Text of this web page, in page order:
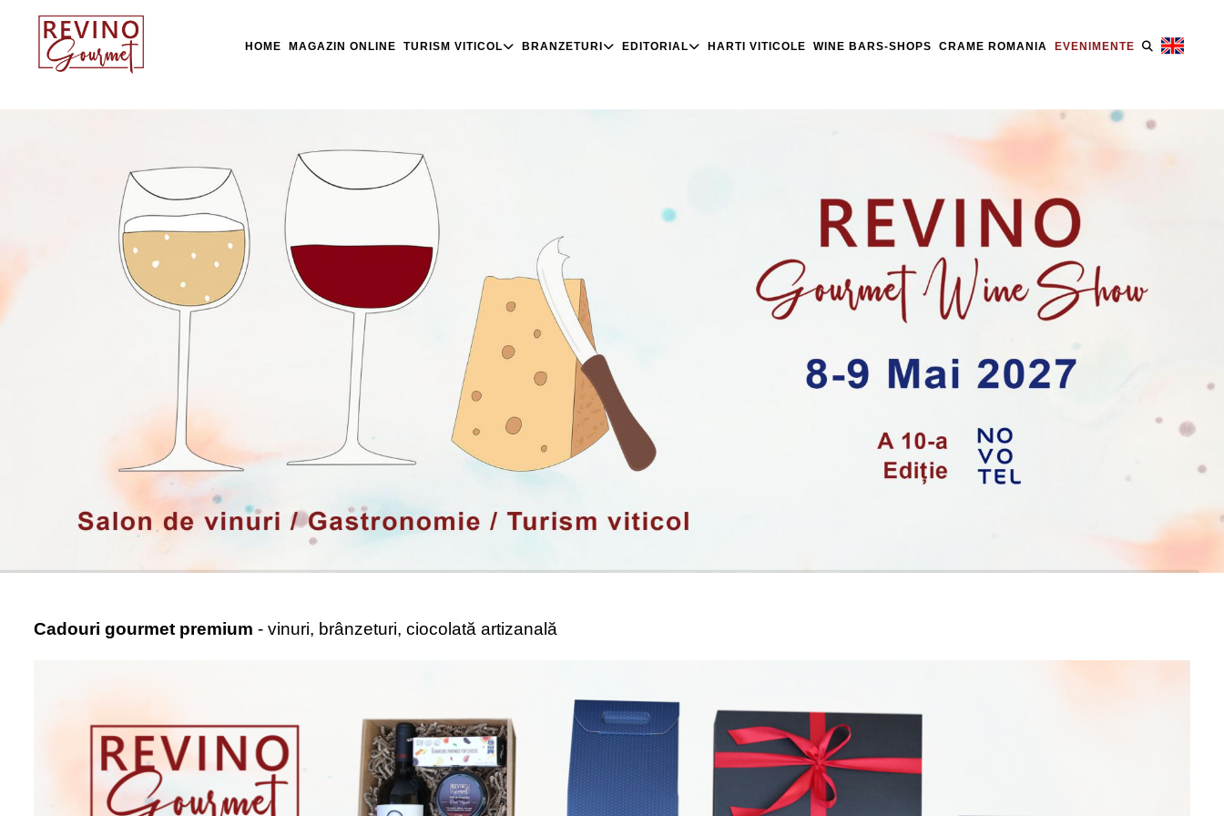
HOME MAGAZIN ONLINE TURISM VITICOL BRANZETURI EDITORIAL HARTI VITICOLE WINE BARS-SHOPS CRAME ROMANIA EVENIMENTE
Cadouri gourmet premium - vinuri, brânzeturi, ciocolată artizanală